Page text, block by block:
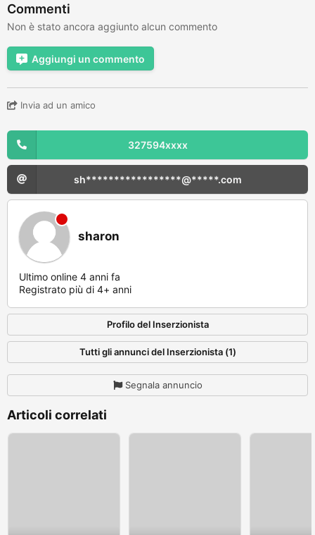
Commenti
Non è stato ancora aggiunto alcun commento
Aggiungi un commento
Invia ad un amico
327594xxxx
sh*****************@*****.com
sharon
Ultimo online 4 anni fa
Registrato più di 4+ anni
Profilo del Inserzionista
Tutti gli annunci del Inserzionista (1)
Segnala annuncio
Articoli correlati